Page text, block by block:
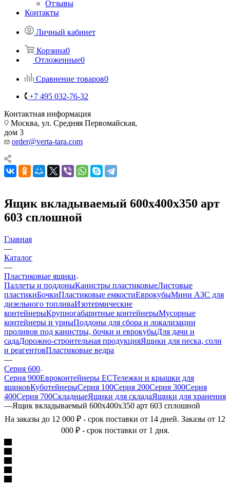
Отзывы
Контакты
Личный кабинет
Корзина0
Отложенные0
Сравнение товаров0
+7 495 032-76-32
Контактная информация
Москва, ул. Средняя Первомайская,
дом 3
order@verta-tara.com
Ящик вкладываемый 600х400х350 арт
603 сплошной
Главная
—
Каталог
—
Пластиковые ящики
Паллеты и поддоныКанистры пластиковыеЛистовые
пластикиБочкиПластиковые емкостиЕврокубыМини АЗС для
дизельного топливаИзотермические
контейнерыКрупногабаритные контейнерыМусорные
контейнеры и урныПоддоны для сбора и локализации
проливов под канистры, бочки и еврокубыДля дачи и
садаДорожно-строительная продукцияЯщики для песка, соли
и реагентовПластиковые ведра
—
Серия 600
Серия 900Евроконтейнеры ЕСТележки и крышки для
ящиковКуботейнерыСерия 100Серия 200Серия 300Серия
400Серия 700СкладныеЯщики для складаЯщики для хранения
—Ящик вкладываемый 600х400х350 арт 603 сплошной
На заказы до 12 000 ₽ - срок поставки от 14 дней. Заказы от 12
000 ₽ - срок поставки от 1 дня.